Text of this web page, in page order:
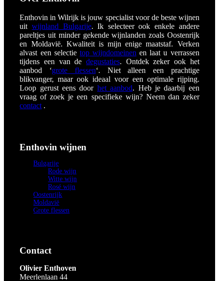
Enthovin in Wilrijk is jouw specialist voor de beste wijnen
uitwijnland Bulgarije. Ik selecteer ook enkele andere
pareltjes uit minder gekende wijnlanden zoals Oostenrijk
en Moldavië. Kwaliteit is mijn enige maatstaf. Verken
alvast een selectie top wijndomeinen en laat u verrassen
tijdens een van de degustaties. Ontdek zeker ook het
aanbod ‘grote flessen‘. Niet alleen een prachtige
blikvanger, maar ook ideaal voor een optimale rijping.
Loop gerust eens door het aanbod. Heb je daarbij een
vraag of zoek je een specifieke wijn? Neem dan zeker
contact .
Enthovin wijnen
Bulgarije
Rode wijn
Witte wijn
Rosé wijn
Oostenrijk
Moldavië
Grote flessen
Contact
Olivier Enthoven
Meerlenlaan 44